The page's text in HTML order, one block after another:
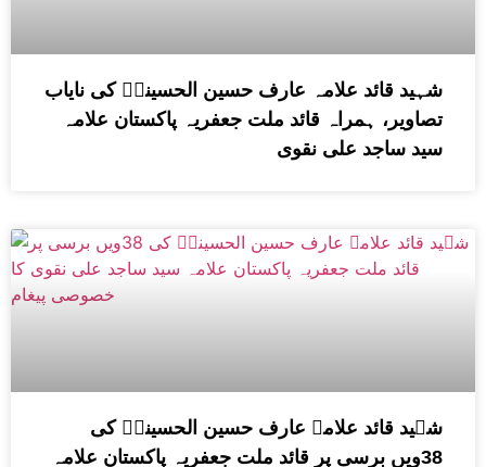
شہید قائد علامہ عارف حسین الحسینیؒ کی نایاب
تصاویر، ہمراہ قائد ملت جعفریہ پاکستان علامہ
سید ساجد علی نقوی
شہید قائد علامہ عارف حسین الحسینیؒ کی
38ویں برسی پر قائد ملت جعفریہ پاکستان علامہ